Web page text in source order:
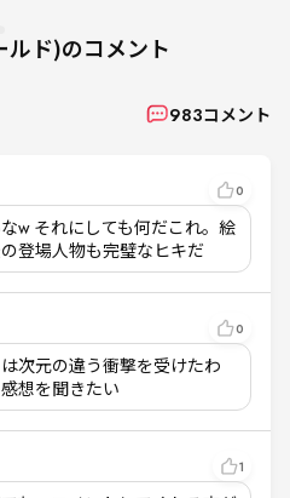
ルド)のコメント
983コメント
0
w それにしても何だこれ。絵
登場人物も完璧なヒキだ
0
次元の違う衝撃を受けたわ
想を聞きたい
1